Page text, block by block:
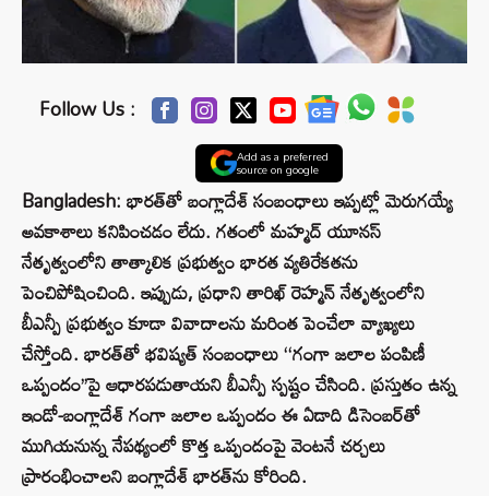
Follow Us :
Add as a preferred
source on google
Bangladesh: భారత్‌తో బంగ్లాదేశ్ సంబంధాలు ఇప్పట్లో మెరుగయ్యే
అవకాశాలు కనిపించడం లేదు. గతంలో మహ్మద్ యూనస్
నేతృత్వంలోని తాత్కాలిక ప్రభుత్వం భారత వ్యతిరేకతను
పెంచిపోషించింది. ఇప్పుడు, ప్రధాని తారిఖ్ రెహ్మన్ నేతృత్వంలోని
బీఎన్పీ ప్రభుత్వం కూడా వివాదాలను మరింత పెంచేలా వ్యాఖ్యలు
చేస్తోంది. భారత్‌తో భవిష్యత్ సంబంధాలు ‘‘గంగా జలాల పంపిణీ
ఒప్పందం’’పై ఆధారపడుతాయని బీఎన్పీ స్పష్టం చేసింది. ప్రస్తుతం ఉన్న
ఇండో-బంగ్లాదేశ్ గంగా జలాల ఒప్పందం ఈ ఏడాది డిసెంబర్‌తో
ముగియనున్న నేపథ్యంలో కొత్త ఒప్పందంపై వెంటనే చర్చలు
ప్రారంభించాలని బంగ్లాదేశ్ భారత్‌ను కోరింది.